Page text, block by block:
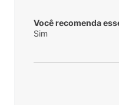
Você recomenda
Sim